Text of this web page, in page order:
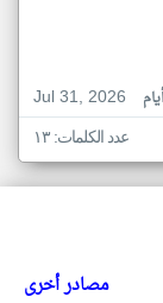
Jul 31, 2026
عدد الكلمات: ١٣
مصادر أخرى